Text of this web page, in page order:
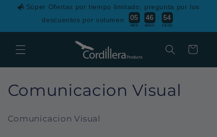
Súper Ofertas por tiempo limitado, pregunta por los
descuentos por volumen
05
HRS
46
MINS
: 54
SECS
directamente
al contenido
Carrito
C
Comunicacion Visual
Comunicacion Visual